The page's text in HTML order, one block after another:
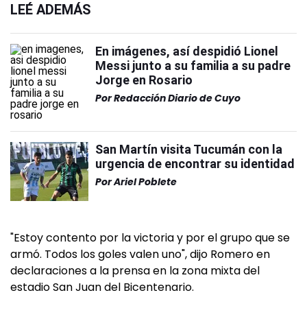
LEÉ ADEMÁS
En imágenes, así despidió Lionel
Messi junto a su familia a su padre
Jorge en Rosario
PorRedacción Diario de Cuyo
San Martín visita Tucumán con la
urgencia de encontrar su identidad
PorAriel Poblete
"Estoy contento por la victoria y por el grupo que se
armó. Todos los goles valen uno", dijo Romero en
declaraciones a la prensa en la zona mixta del
estadio San Juan del Bicentenario.